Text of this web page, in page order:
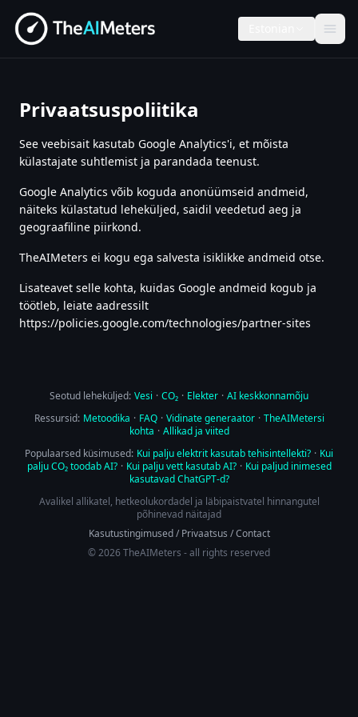
Privaatsuspoliitika
See veebisait kasutab Google Analytics'i, et mõista
külastajate suhtlemist ja parandada teenust.
Google Analytics võib koguda anonüümseid andmeid,
näiteks külastatud leheküljed, saidil veedetud aeg ja
geograafiline piirkond.
TheAIMeters ei kogu ega salvesta isiklikke andmeid otse.
Lisateavet selle kohta, kuidas Google andmeid kogub ja
töötleb, leiate aadressilt
https://policies.google.com/technologies/partner-sites
Seotud leheküljed: Vesi · CO₂ · Elekter · AI keskkonnamõju
Ressursid: Metoodika · FAQ · Vidinate generaator · TheAIMetersi
kohta · Allikad ja viited
Populaarsed küsimused: Kui palju elektrit kasutab tehisintellekti? · Kui
palju CO₂ toodab AI? · Kui palju vett kasutab AI? · Kui paljud inimesed
kasutavad ChatGPT-d?
Avalikel allikatel, hetkeolukordadel ja läbipaistvatel hinnangutel
põhinevad näitajad
Kasutustingimused/Privaatsus /Contact
© 2026 TheAIMeters - all rights reserved